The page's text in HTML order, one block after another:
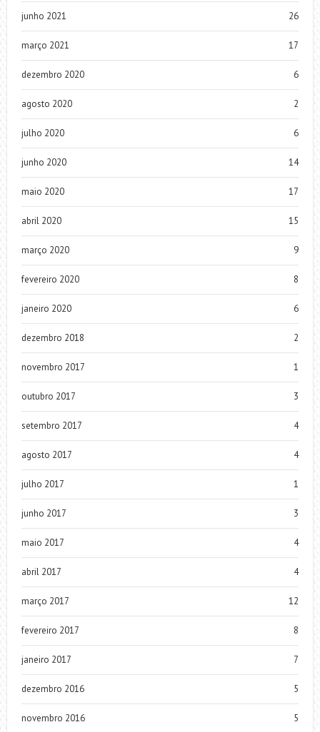
junho 2021 26
março 2021 17
dezembro 2020 6
agosto 2020 2
julho 2020 6
junho 2020 14
maio 2020 17
abril 2020 15
março 2020 9
fevereiro 2020 8
janeiro 2020 6
dezembro 2018 2
novembro 2017 1
outubro 2017 3
setembro 2017 4
agosto 2017 4
julho 2017 1
junho 2017 3
maio 2017 4
abril 2017 4
março 2017 12
fevereiro 2017 8
janeiro 2017 7
dezembro 2016 5
novembro 2016 5